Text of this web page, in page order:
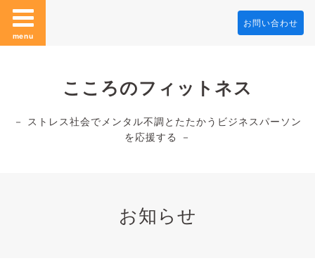
menu
お問い合わせ
こころのフィットネス
－ ストレス社会でメンタル不調とたたかうビジネスパーソン
を応援する －
お知らせ